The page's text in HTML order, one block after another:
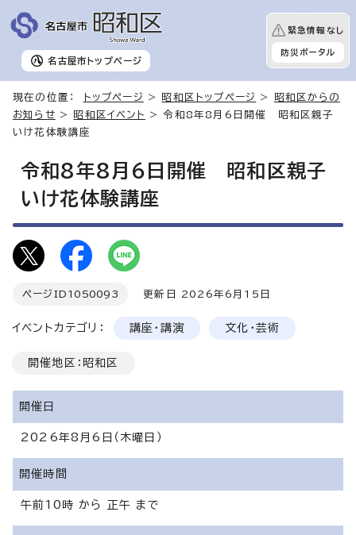
名古屋市 トップページ
緊急情報なし
防災ポータル
現在の位置： トップページ > 昭和区トップページ >
昭和区からの
お知らせ > 昭和区イベント
> 令和8年8月6日開催 昭和区親子
いけ花体験講座
令和8年8月6日開催 昭和区親子
いけ花体験講座
ページID 1050093 更新日 2026年6月15日
イベントカテゴリ： 講座・講演 文化・芸術
開催地区：昭和区
開催日
2026年8月6日（木曜日）
開催時間
午前10時 から 正午 まで